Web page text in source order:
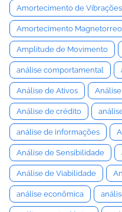
Amortecimento de Vibrações
Amortecimento
Amplitude de Movimento
análise comportamental
Análise de Ativos
Análise de crédito
análise de informações
Análise de Sensibilidade
Análise de Viabilidade
análise econômica